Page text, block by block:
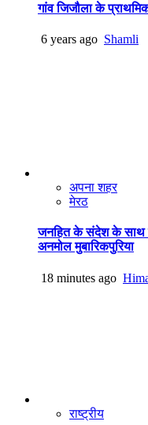
गांव जिजौला के
6 years ago Shamli
अपना शहर
मेरठ
जनहित के संदेश के साथ
अनमोल मुबारिकपुरिया
18 minutes ago
राष्ट्रीय